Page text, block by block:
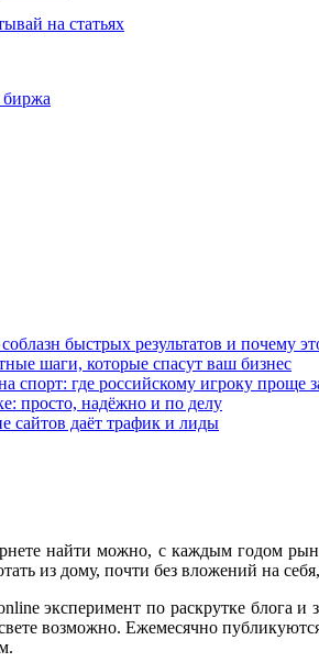
на статьях
биржа
быстрых результатов и почему
шаги, которые спасут ваш бизнес
спорт: где российскому игроку проще
просто, надёжно и по делу
сайтов даёт трафик и лиды
найти можно, с каждым годом
из дому, почти без вложений на
эксперимент по раскрутке блога и
свете возможно. Ежемесячно